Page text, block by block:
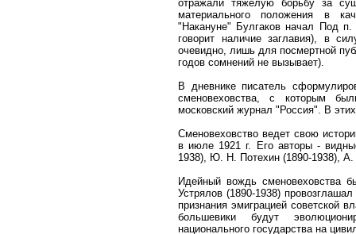
отражали тяжелую борьбу за
материального положения в
"Накануне" Булгаков начал Под п.
говорит наличие заглавия), в
очевидно, лишь для посмертной
годов сомнений не вызывает).
В дневнике писатель
сменовеховства, с которым
московский журнал "Россия". В
Сменовеховство ведет свою
в июле 1921 г. Его авторы -
1938), Ю. Н. Потехин (1890-1938),
Идейный вождь сменовеховства
Устрялов (1890-1938)
признания эмиграцией советской
большевики будут
национального государства на